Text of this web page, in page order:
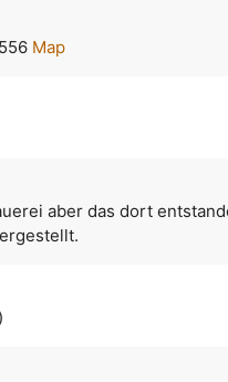
Map
aber das dort
)